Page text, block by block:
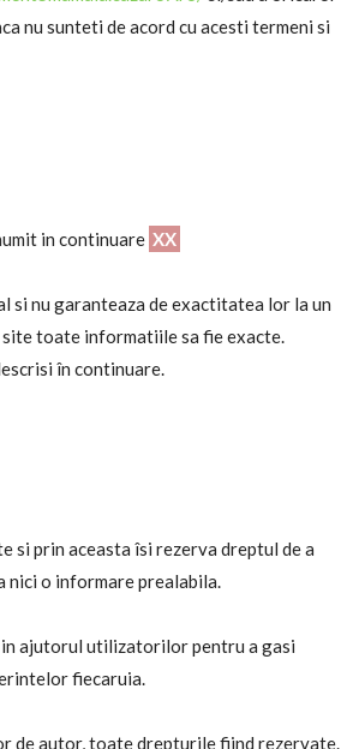
nu sunteti de acord cu acesti termeni si
in continuare XX
si nu garanteaza de exactitatea lor la un
site toate informatiile sa fie exacte.
în continuare.
si prin aceasta îsi rezerva dreptul de a
nici o informare prealabila.
ajutorul utilizatorilor pentru a gasi
fiecaruia.
de autor, toate drepturile fiind rezervate.